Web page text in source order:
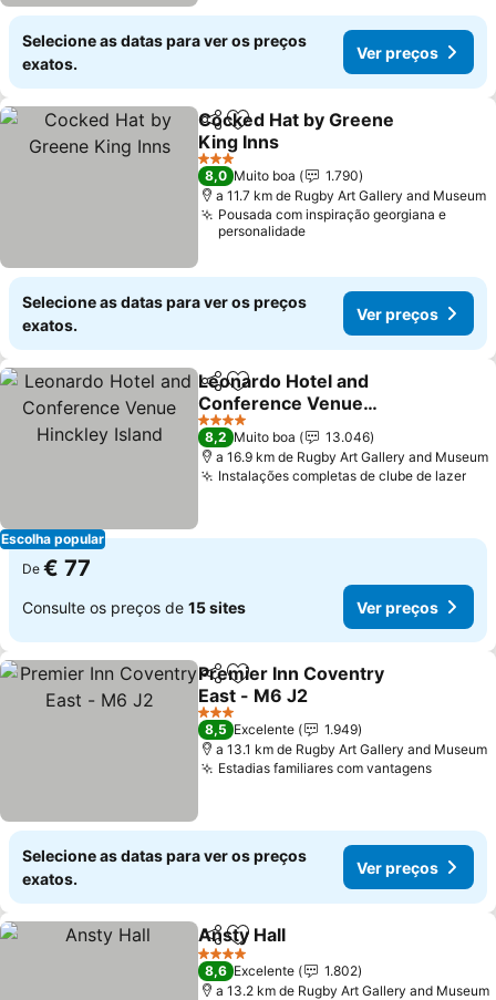
Selecione as datas para ver os preços
exatos.
Ver preços
PartilharAdicionar aos favoritos
Cocked Hat by Greene
King Inns
Ver preços
3 Estrelas
8,0 Muito boa
1.790
a 11.7 km de Rugby Art Gallery and Museum
Pousada com inspiração georgiana e
personalidade
Selecione as datas para ver os preços
exatos.
Ver preços
Escolha popular
PartilharAdicionar aos favoritos
Leonardo Hotel and
Conference Venue
Hinckley Island
Ver preços
4 Estrelas
8,2 Muito boa
13.046
a 16.9 km de Rugby Art Gallery and Museum
Instalações completas de clube de lazer
De € 77
Consulte os preços de 15 sites Ver preços
PartilharAdicionar aos favoritos
Premier Inn Coventry
East - M6 J2
Ver preços
3 Estrelas
8,5 Excelente
1.949
a 13.1 km de Rugby Art Gallery and Museum
Estadias familiares com vantagensVer
Selecione as datas para ver os preços
exatos.
Ver preços
PartilharAdicionar aos favoritos
Ansty Hall
4 Estrelas
8,6 Excelente
1.802
a 13.2 km de Rugby Art Gallery and Museum